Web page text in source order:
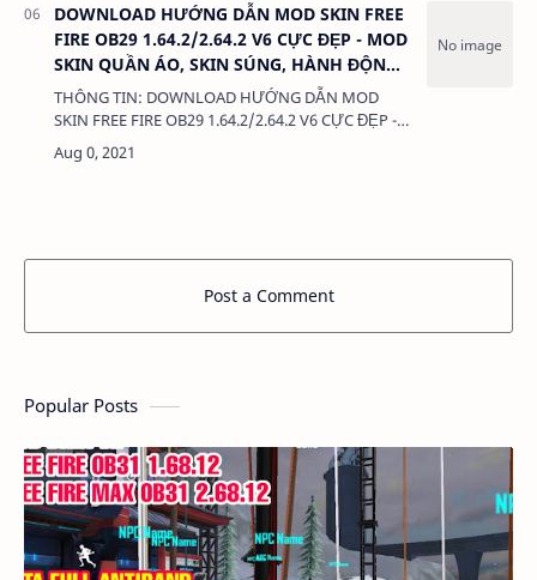
DOWNLOAD HƯỚNG DẪN MOD SKIN FREE
FIRE OB29 1.64.2/2.64.2 V6 CỰC ĐẸP - MOD
SKIN QUẦN ÁO, SKIN SÚNG, HÀNH ĐỘNG,
KHÔNG LỖI TÌM TRẬN
THÔNG TIN: DOWNLOAD HƯỚNG DẪN MOD
SKIN FREE FIRE OB29 1.64.2/2.64.2 V6 CỰC ĐẸP -
MOD SKIN QUẦN ÁO, SKIN SÚNG, HÀNH ĐỘNG,
Post a Comment
Popular Posts